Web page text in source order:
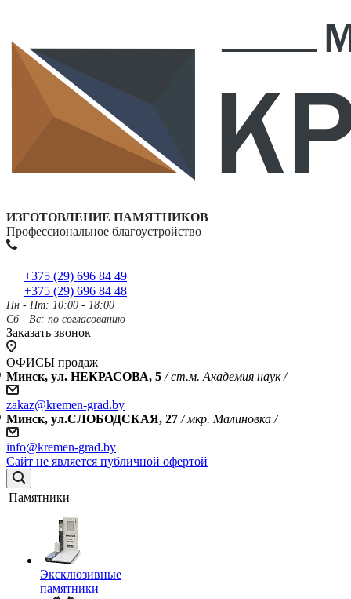
ИЗГОТОВЛЕНИЕ ПАМЯТНИКОВ
Профессиональное благоустройство
+375 (29) 696 84 49
+375 (29) 696 84 48
Пн - Пт: 10:00 - 18:00
Сб - Вс: по согласованию
Заказать звонок
ОФИСЫ продаж
Минск, ул. НЕКРАСОВА, 5 / ст.м. Академия наук /
zakaz@kremen-grad.by
Минск, ул.СЛОБОДСКАЯ, 27 / мкр. Малиновка /
info@kremen-grad.by
Сайт не является публичной офертой
Памятники
Эксклюзивные
памятники